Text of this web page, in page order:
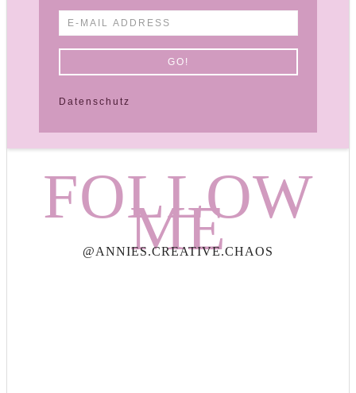
Datenschutz
FOLLOW
ME
@ANNIES.CREATIVE.CHAOS